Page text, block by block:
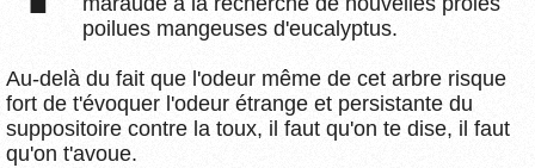
poilues mangeuses d'eucalyptus.
Au-delà du fait que l'odeur même de cet arbre risque
fort de t'évoquer l'odeur étrange et persistante du
suppositoire contre la toux, il faut qu'on te dise, il faut
qu'on t'avoue.